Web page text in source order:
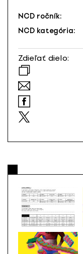
NCD ročník:
NCD kategória:
Zdieľať dielo: